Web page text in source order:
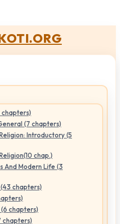
(7 chapters)
Introductory (5
chap.)
And Modern Life (3
chapters)
chapters)
chapters)